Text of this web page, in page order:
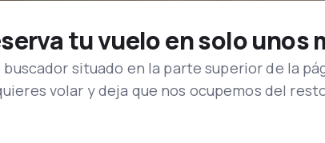
tu vuelo en solo unos
situado en la parte superior de la
volar y deja que nos ocupemos del